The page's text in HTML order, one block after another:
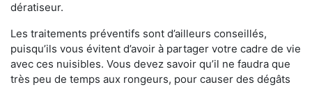
dératiseur.
Les traitements préventifs sont d’ailleurs conseillés,
puisqu’ils vous évitent d’avoir à partager votre cadre de vie
avec ces nuisibles. Vous devez savoir qu’il ne faudra que
très peu de temps aux rongeurs, pour causer des dégâts